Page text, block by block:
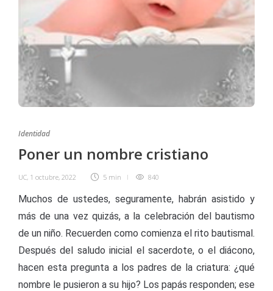
Identidad
Poner un nombre cristiano
UC, 1 octubre, 2022 5 min 840
Muchos de ustedes, seguramente, habrán asistido y
más de una vez quizás, a la celebración del bautismo
de un niño. Recuerden como comienza el rito bautismal.
Después del saludo inicial el sacerdote, o el diácono,
hacen esta pregunta a los padres de la criatura: ¿qué
nombre le pusieron a su hijo? Los papás responden; ese